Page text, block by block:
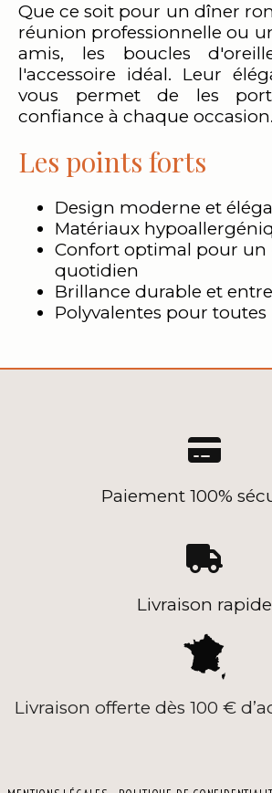
Que ce soit pour un dîner
réunion professionnelle ou
amis, les boucles
l'accessoire idéal. Leur
vous permet de les
confiance à chaque occasion.
Les points forts
Design moderne et
Matériaux
Confort optimal pour un
quotidien
Brillance durable et
Polyvalentes pour toutes

Paiement 100%

Livraison rapide
Livraison offerte dès 100 €